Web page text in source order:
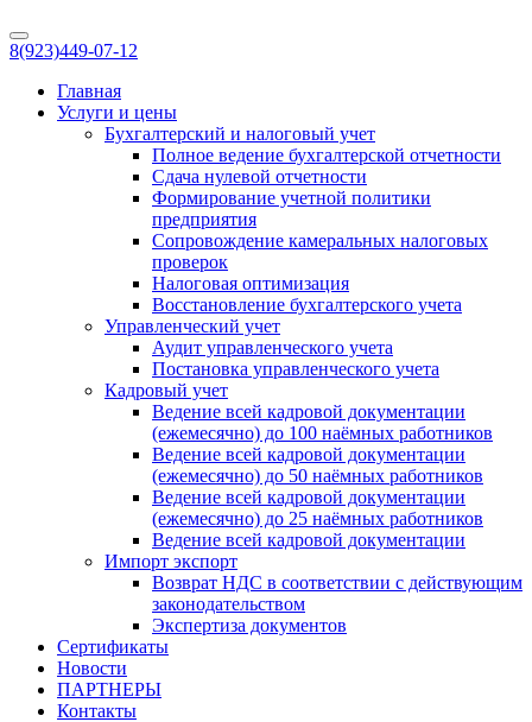
8(923)449-07-12
Главная
Услуги и цены
Бухгалтерский и налоговый учет
Полное ведение бухгалтерской отчетности
Сдача нулевой отчетности
Формирование учетной политики
предприятия
Сопровождение камеральных налоговых
проверок
Налоговая оптимизация
Восстановление бухгалтерского учета
Управленческий учет
Аудит управленческого учета
Постановка управленческого учета
Кадровый учет
Ведение всей кадровой документации
(ежемесячно) до 100 наёмных работников
Ведение всей кадровой документации
(ежемесячно) до 50 наёмных работников
Ведение всей кадровой документации
(ежемесячно) до 25 наёмных работников
Ведение всей кадровой документации
Импорт экспорт
Возврат НДС в соответствии с действующим
законодательством
Экспертиза документов
Сертификаты
Новости
ПАРТНЕРЫ
Контакты